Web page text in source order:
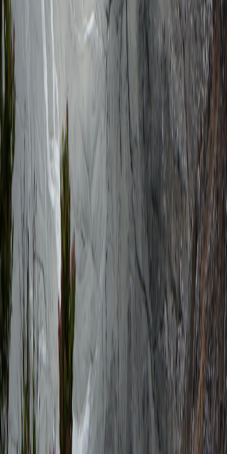
Facebook
X (formerly Twitter)